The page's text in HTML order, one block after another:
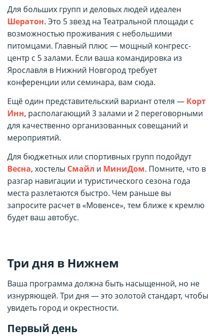
Для больших групп и деловых людей идеален
Шератон. Это 5 звезд на Театральной площади с
возможностью проживания с небольшими
питомцами. Главный плюс — мощный конгресс-
центр с 5 залами. Если ваша командировка из
Ярославля в Нижний Новгород требует
конференции или семинара, вам сюда.
Ещё один представительский вариант отеля — Корт
Инн, располагающий 3 залами и 2 переговорными
для качественно организованных совещаний и
мероприятий.
Для бюджетных или спортивных групп подойдут
Весна, хостелы Смайл и МиниДом. Помните, что в
разгар навигации и туристического сезона года
места разлетаются быстро. Чем раньше вы
запросите расчет в «Мовенсе», тем ближе к кремлю
будет ваш автобус.
Три дня в Нижнем
Ваша программа должна быть насыщенной, но не
изнуряющей. Три дня — это золотой стандарт, чтобы
увидеть город и окрестности.
Первый день